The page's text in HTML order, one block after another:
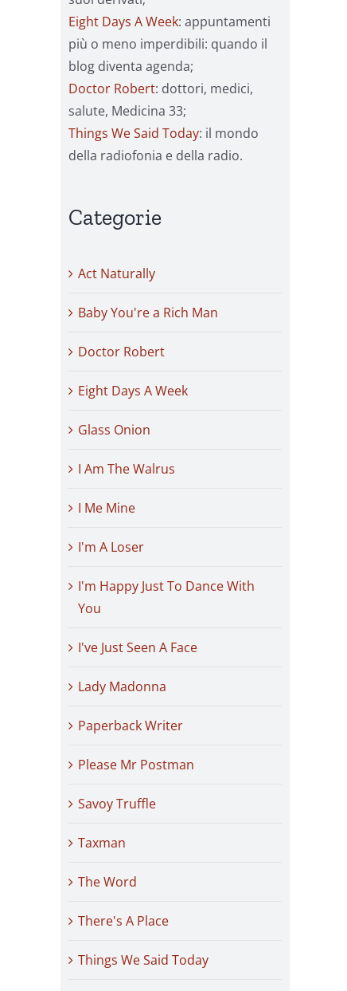
Eight Days A Week: appuntamenti
più o meno imperdibili: quando il
blog diventa agenda;
Doctor Robert: dottori, medici,
salute, Medicina 33;
Things We Said Today: il mondo
della radiofonia e della radio.
Categorie
Act Naturally
Baby You're a Rich Man
Doctor Robert
Eight Days A Week
Glass Onion
I Am The Walrus
I Me Mine
I'm A Loser
I'm Happy Just To Dance With
You
I've Just Seen A Face
Lady Madonna
Paperback Writer
Please Mr Postman
Savoy Truffle
Taxman
The Word
There's A Place
Things We Said Today